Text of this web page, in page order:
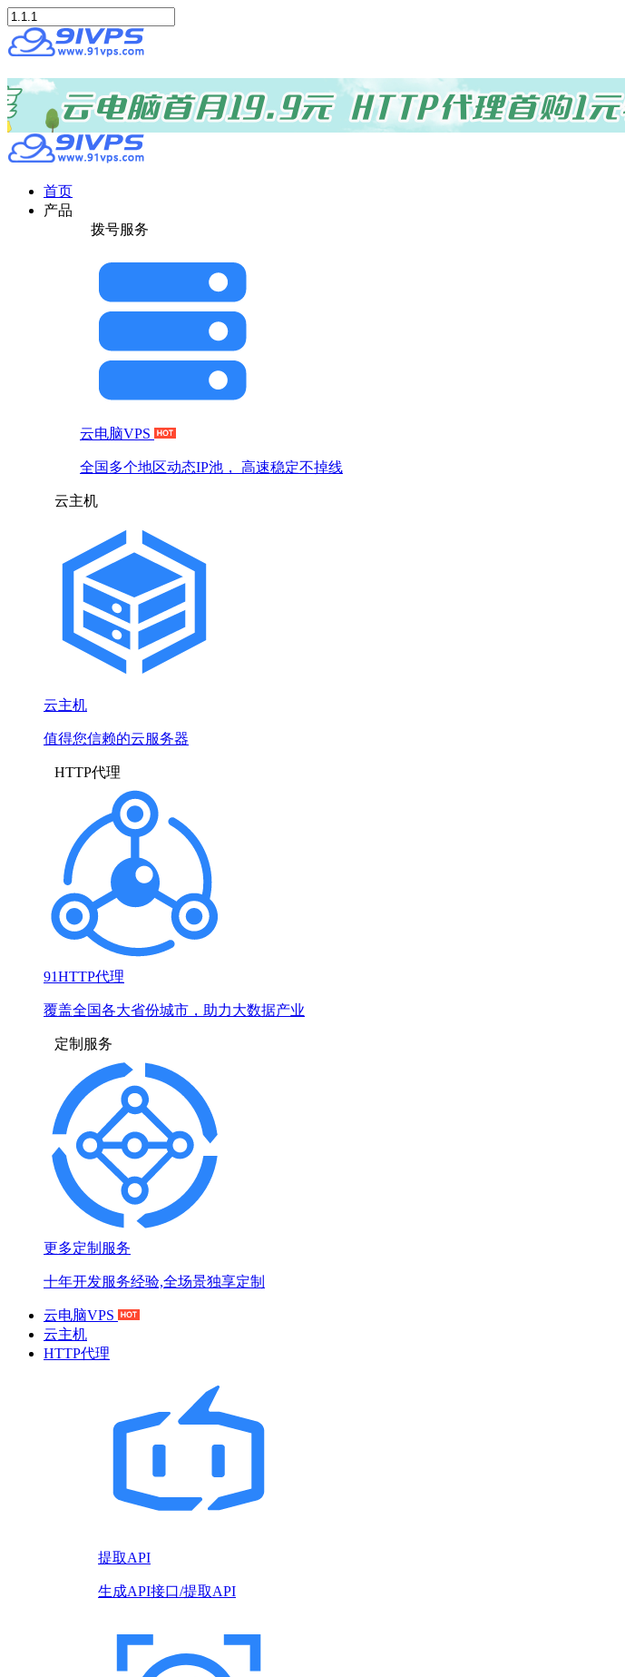
首页
产品
拨号服务
云电脑VPS
全国多个地区动态IP池， 高速稳定不掉线
云主机
云主机
值得您信赖的云服务器
HTTP代理
91HTTP代理
覆盖全国各大省份城市，助力大数据产业
定制服务
更多定制服务
十年开发服务经验,全场景独享定制
云电脑VPS
云主机
HTTP代理
提取API
生成API接口/提取API